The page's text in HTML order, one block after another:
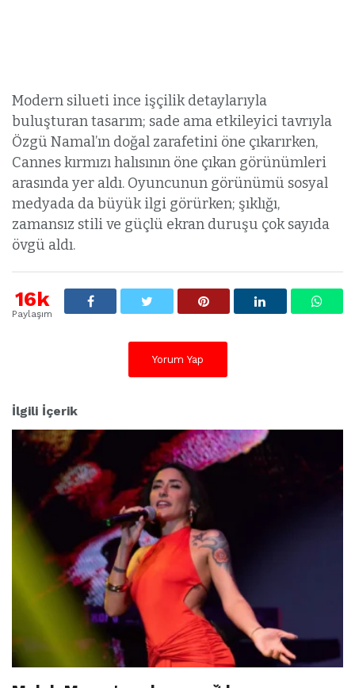
Modern silueti ince işçilik detaylarıyla
buluşturan tasarım; sade ama etkileyici tavrıyla
Özgü Namal’ın doğal zarafetini öne çıkarırken,
Cannes kırmızı halısının öne çıkan görünümleri
arasında yer aldı. Oyuncunun görünümü sosyal
medyada da büyük ilgi görürken; şıklığı,
zamansız stili ve güçlü ekran duruşu çok sayıda
övgü aldı.
16k
Paylaşım
Yorum Yap
İlgili İçerik